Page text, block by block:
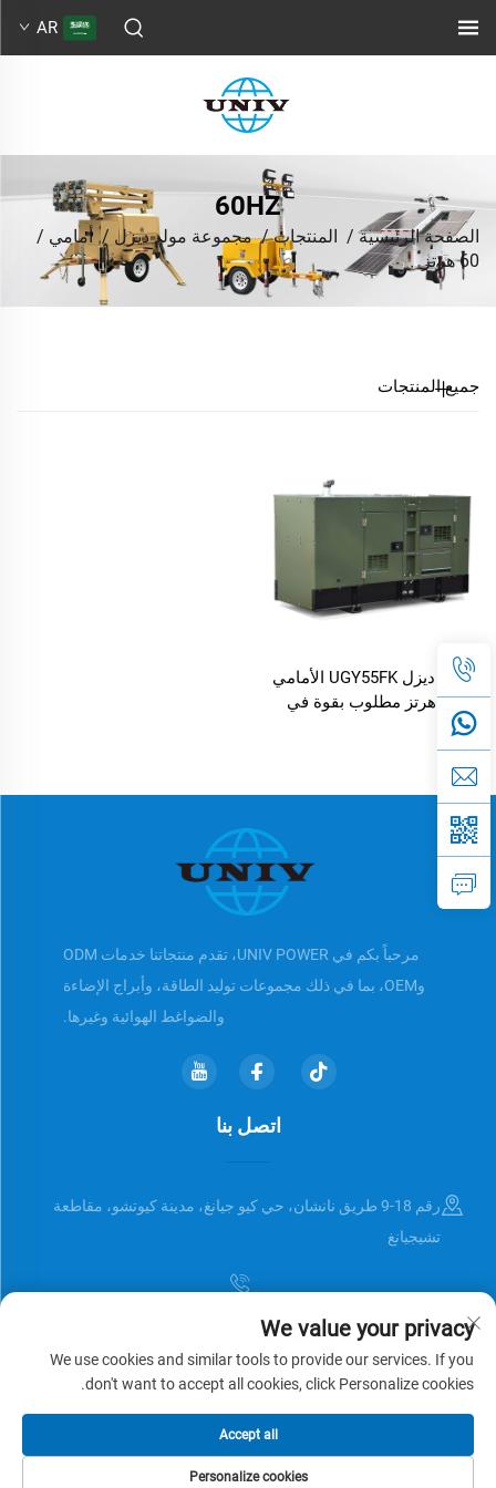
AR
60HZ
الصفحة الرئيسية/ المنتجات/مجموعة مولد ديزل /أمامي /
60 هرتز
جميع المنتجات
مولد ديزل UGY55FK الأمامي
60 هرتز مطلوب بقوة في
مرحباً بكم في UNIV POWER، تقدم منتجاتنا خدمات ODM
وOEM، بما في ذلك مجموعات توليد الطاقة، وأبراج الإضاءة
والضواغط الهوائية وغيرها.
اتصل بنا
رقم 18-9 طريق نانشان، حي كيو جيانغ، مدينة كيوتشو، مقاطعة
تشيجيانغ
[email protected]
حقوق النشر © Zhejiang Universal Trading Co.,Ltd. جميع الحقوق محفوظة
سياسة الخصوصية
We value your privacy
We use cookies and similar tools to provide our services. If you
don't want to accept all cookies, click Personalize cookies.
Personalize cookies
Accept all